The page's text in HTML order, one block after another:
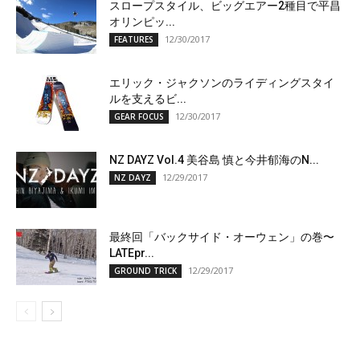
スロープスタイル、ビッグエアー2種目で平昌
オリンピッ...
FEATURES 12/30/2017
エリック・ジャクソンのライディングスタイ
ルを支えるビ...
GEAR FOCUS 12/30/2017
NZ DAYZ Vol.4 美谷島 慎と今井郁海のN...
NZ DAYZ 12/29/2017
最終回「バックサイド・オーウェン」の巻〜
LATEpr...
GROUND TRICK 12/29/2017